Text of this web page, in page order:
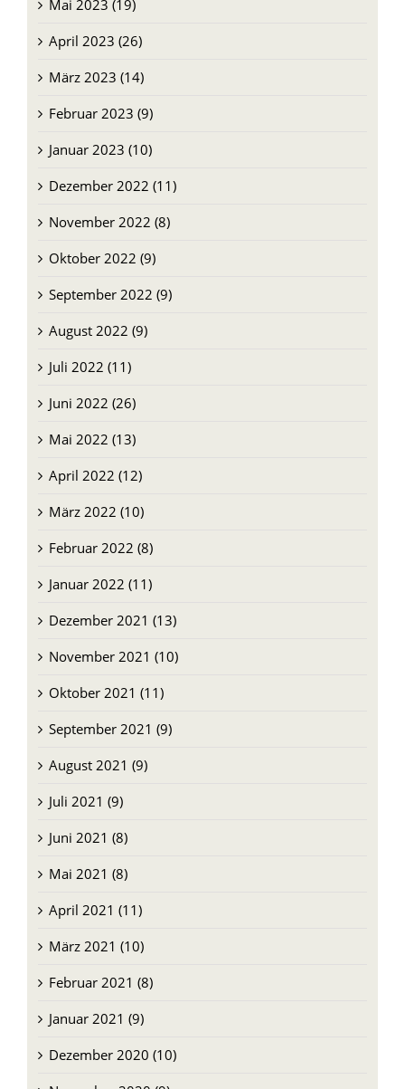
Mai 2023 (19)
April 2023 (26)
März 2023 (14)
Februar 2023 (9)
Januar 2023 (10)
Dezember 2022 (11)
November 2022 (8)
Oktober 2022 (9)
September 2022 (9)
August 2022 (9)
Juli 2022 (11)
Juni 2022 (26)
Mai 2022 (13)
April 2022 (12)
März 2022 (10)
Februar 2022 (8)
Januar 2022 (11)
Dezember 2021 (13)
November 2021 (10)
Oktober 2021 (11)
September 2021 (9)
August 2021 (9)
Juli 2021 (9)
Juni 2021 (8)
Mai 2021 (8)
April 2021 (11)
März 2021 (10)
Februar 2021 (8)
Januar 2021 (9)
Dezember 2020 (10)